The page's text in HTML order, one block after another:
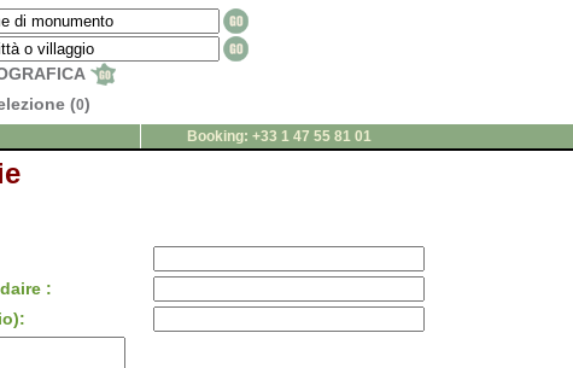
(0)
Booking: +33 1 47 55 81 01
: